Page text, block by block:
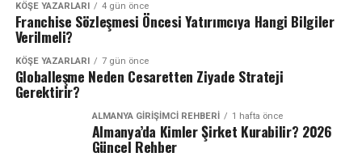
KÖŞE YAZARLARI 4 gün önce
Franchise Sözleşmesi Öncesi Yatırımcıya Hangi Bilgiler
Verilmeli?
KÖŞE YAZARLARI 7 gün önce
Globalleşme Neden Cesaretten Ziyade Strateji
Gerektirir?
ALMANYA GIRIŞIMCI REHBERI 1 hafta önce
Almanya’da Kimler Şirket Kurabilir? 2026
Güncel Rehber